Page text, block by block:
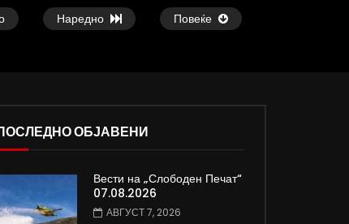
Наредно Повеќе
Атовска од Киев, Украина: Нема
изгледи за брзо завршување на
војната
ОБЈАВЕНИ
Вести на „Слободен Печат“
07.08.2026
АВГУСТ 7, 2026